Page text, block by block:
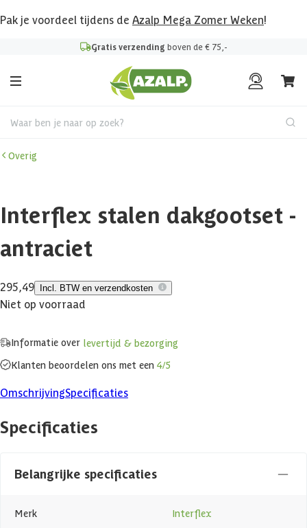
Pak je voordeel tijdens de Azalp Mega Zomer Weken!
Gratis verzending boven de € 75,-
Waar ben je naar op zoek?
Overig
Interflex stalen dakgootset -
antraciet
295,49 Incl. BTW en verzendkosten
Niet op voorraad
Informatie over levertijd & bezorging
Klanten beoordelen ons met een 4/5
OmschrijvingSpecificaties
Specificaties
Belangrijke specificaties
Merk Interflex